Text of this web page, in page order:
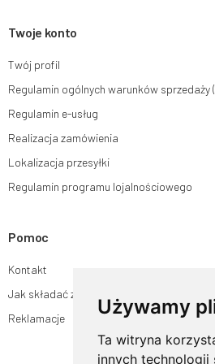
Używamy
Ta witryna
innych technologii
Twoje konto
Twój profil
Regulamin ogólnych warunków sprzedaży
Regulamin e-usług
Realizacja zamówienia
Lokalizacja przesyłki
Regulamin programu lojalnościowego
Pomoc
Kontakt
Jak składać zamówienia w sklepie
Reklamacje